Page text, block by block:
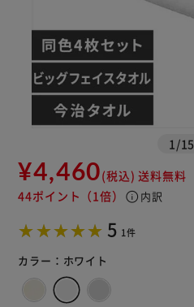
1 /15
¥4,460(税込) 送料無料
44ポイント （1倍） info 内訳
5 1件
カラー： ホワイト
※ご確認ください
カートに入れる